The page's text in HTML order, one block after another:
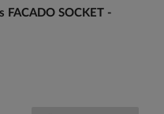
SOCKET -